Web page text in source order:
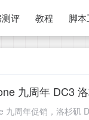
评 教程 脚
九周年 DC3
九周年促销，洛杉矶